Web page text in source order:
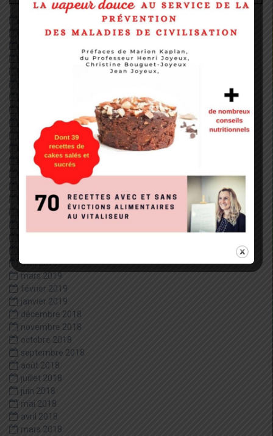
décembre 2022
août 2020
juillet 2020
juin 2020
mai 2020
avril 2020
février 2020
janvier 2020
décembre 2019
avril 2019
mars 2019
février 2019
janvier 2019
décembre 2018
novembre 2018
octobre 2018
septembre 2018
août 2018
juillet 2018
juin 2018
mai 2018
avril 2018
mars 2018